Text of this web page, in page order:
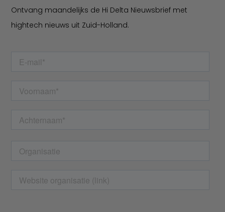
Ontvang maandelijks de Hi Delta Nieuwsbrief met
hightech nieuws uit Zuid-Holland.